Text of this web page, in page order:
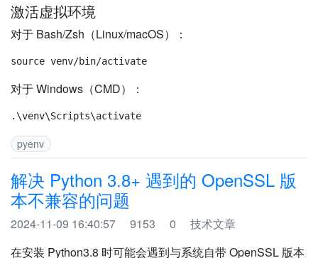
激活虚拟环境
对于 Bash/Zsh（Linux/macOS）：
对于 Windows（CMD）：
pyenv
解决 Python 3.8+ 遇到的 OpenSSL 版
本不兼容的问题
2024-11-09 16:40:57 9153 0
技术文章
在安装 Python3.8 时可能会遇到与系统自带 OpenSSL 版本